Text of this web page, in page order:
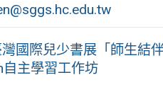
國際兒少書展「師生結
自主學習工作坊